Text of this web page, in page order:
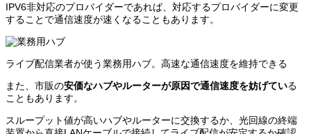
IPV6非対応のプロバイダーであれば、対応するプロバイダーに変更
することで通信速度が速くなることもあります。
ライブ配信業者が使う業務用ハブ。高速な通信速度を維持できる
また、市販の安価なハブやルーターが原因で通信速度を妨げている
こともあります。
スループット値が高いハブやルーターに交換するか、光回線の終端